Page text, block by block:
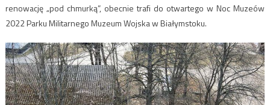
renowację „pod chmurką”, obecnie trafi do otwartego w Noc Muzeów
2022 Parku Militarnego Muzeum Wojska w Białymstoku.